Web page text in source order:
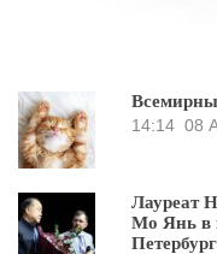
14:14 08
Лауреат
Мо Янь в
Петербург